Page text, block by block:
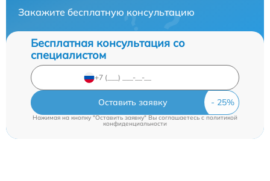
Закажите бесплатную консультацию
Бесплатная консультация со
специалистом
Оставить заявку
Нажимая на кнопку "Оставить заявку" Вы соглашаетесь cполитикой
конфиденциальности